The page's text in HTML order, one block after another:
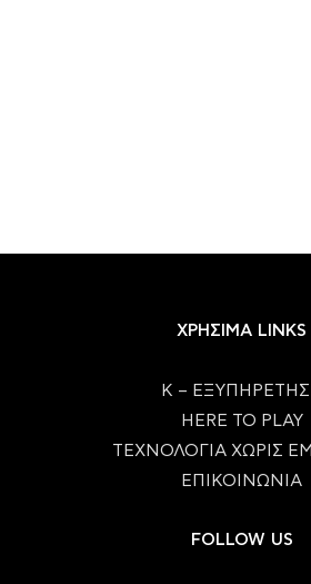
ΧΡΗΣΙΜΑ LINKS
Κ –
HERE TO PLAY
ΤΕΧΝΟΛΟΓΙΑ ΧΩΡΙΣ
ΕΠΙΚΟΙΝΩΝΙΑ
FOLLOW US